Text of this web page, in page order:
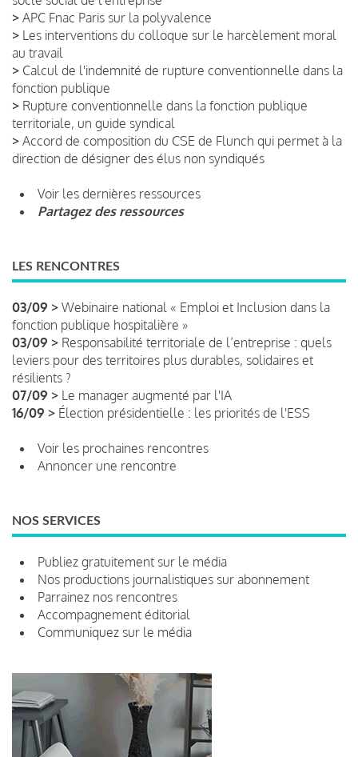
> APC Fnac Paris sur la polyvalence
> Les interventions du colloque sur le harcèlement moral
au travail
> Calcul de l'indemnité de rupture conventionnelle dans la
fonction publique
> Rupture conventionnelle dans la fonction publique
territoriale, un guide syndical
> Accord de composition du CSE de Flunch qui permet à la
direction de désigner des élus non syndiqués
Voir les dernières ressources
Partagez des ressources
LES RENCONTRES
03/09 > Webinaire national « Emploi et Inclusion dans la
fonction publique hospitalière »
03/09 > Responsabilité territoriale de l’entreprise : quels
leviers pour des territoires plus durables, solidaires et
résilients ?
07/09 > Le manager augmenté par l'IA
16/09 > Élection présidentielle : les priorités de l'ESS
Voir les prochaines rencontres
Annoncer une rencontre
NOS SERVICES
Publiez gratuitement sur le média
Nos productions journalistiques sur abonnement
Parrainez nos rencontres
Accompagnement éditorial
Communiquez sur le média